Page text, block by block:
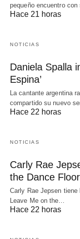
pequeño encuentro
Hace 21 horas
NOTICIAS
Daniela Spalla
Espina’
La cantante argentina
compartido su nuevo
Hace 22 horas
NOTICIAS
Carly Rae
the Dance
Carly Rae Jepsen
Leave Me on the…
Hace 22 horas